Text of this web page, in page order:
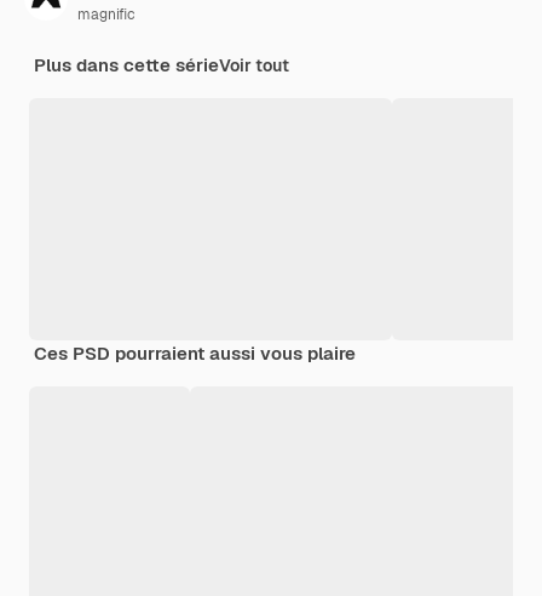
magnific
Plus dans cette sérieVoir tout
Ces PSD pourraient aussi vous plaire